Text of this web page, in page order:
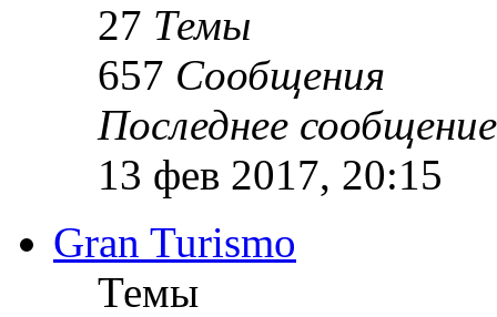
27 Темы
657 Сообщения
Последнее сообщение
13 фев 2017, 20:15
Gran Turismo
Темы